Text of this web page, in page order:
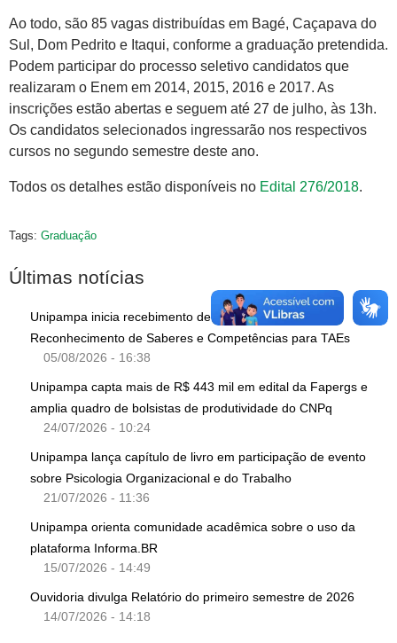
Ao todo, são 85 vagas distribuídas em Bagé, Caçapava do
Sul, Dom Pedrito e Itaqui, conforme a graduação pretendida.
Podem participar do processo seletivo candidatos que
realizaram o Enem em 2014, 2015, 2016 e 2017. As
inscrições estão abertas e seguem até 27 de julho, às 13h.
Os candidatos selecionados ingressarão nos respectivos
cursos no segundo semestre deste ano.
Todos os detalhes estão disponíveis no Edital 276/2018.
Tags: Graduação
Últimas notícias
Unipampa inicia recebimento de solicitações de
Reconhecimento de Saberes e Competências para TAEs
05/08/2026 - 16:38
Unipampa capta mais de R$ 443 mil em edital da Fapergs e
amplia quadro de bolsistas de produtividade do CNPq
24/07/2026 - 10:24
Unipampa lança capítulo de livro em participação de evento
sobre Psicologia Organizacional e do Trabalho
21/07/2026 - 11:36
Unipampa orienta comunidade acadêmica sobre o uso da
plataforma Informa.BR
15/07/2026 - 14:49
Ouvidoria divulga Relatório do primeiro semestre de 2026
14/07/2026 - 14:18